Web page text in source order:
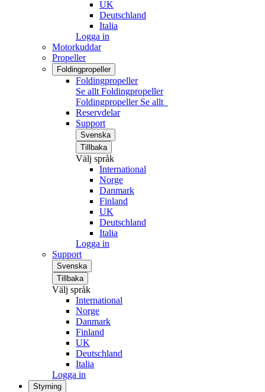
UK
Deutschland
Italia
Logga in
Motorkuddar
Propeller
Foldingpropeller
Foldingpropeller
Se allt Foldingpropeller
Foldingpropeller Se allt
Reservdelar
Support
Svenska
Tillbaka
Välj språk
International
Norge
Danmark
Finland
UK
Deutschland
Italia
Logga in
Support
Svenska
Tillbaka
Välj språk
International
Norge
Danmark
Finland
UK
Deutschland
Italia
Logga in
Styrning